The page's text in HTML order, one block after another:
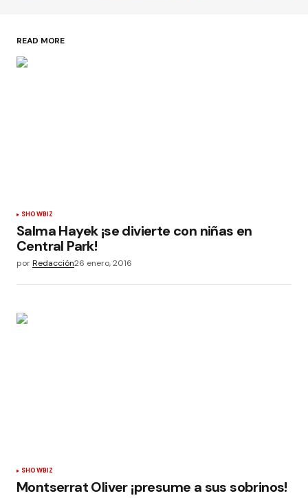
READ MORE
SHOWBIZ
Salma Hayek ¡se divierte con niñas en
Central Park!
porRedacción26 enero, 2016
SHOWBIZ
Montserrat Oliver ¡presume a sus sobrinos!